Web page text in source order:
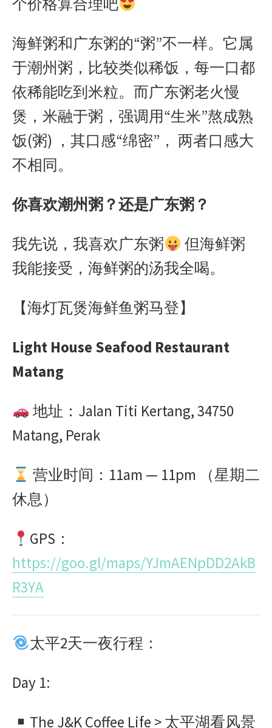
海鲜粥和广东粥的“粥”不一样。它属
于潮州粥，比较类似稀饭，每一口都
依稀能吃到米粒。而广东粥老火慢
煲，米融于粥，强调用“生米”熬成熟
饭(粥) ，其口感“绵密” ， 两者口感大
不相同。
你喜欢潮州粥？还是广东粥？
我先说，我喜欢广东粥
但海鲜粥
我能接受，海鲜粥的汤我全喝。
【海灯瓦煲海鲜鱼粥马登】
Light House Seafood Restaurant
Matang
地址： Jalan Titi Kertang, 34750
Matang, Perak
营业时间： 11am — 11pm
（星期二
休息）
GPS ：
https://goo.gl/maps/YJmAENpDD2AkB
R3YA
太平2天一夜行程：
Day 1:
The J&K Coffee Life >太平湖看风景